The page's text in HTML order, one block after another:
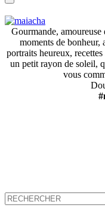
Gourmande, amoureuse
moments de bonheur,
portraits heureux,
un petit rayon de soleil,
vous